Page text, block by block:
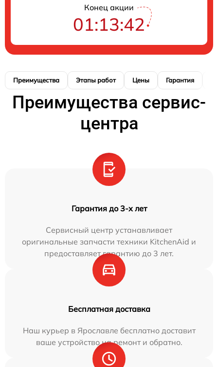
Конец акции
01:13:41
Преимущества Этапы работ Цены Гарантия
Преимущества сервис-
центра
Гарантия до 3-х лет
Сервисный центр устанавливает
оригинальные запчасти техники KitchenAid и
предоставляет гарантию до 3 лет.
Бесплатная доставка
Наш курьер в Ярославле бесплатно доставит
ваше устройство на ремонт и обратно.